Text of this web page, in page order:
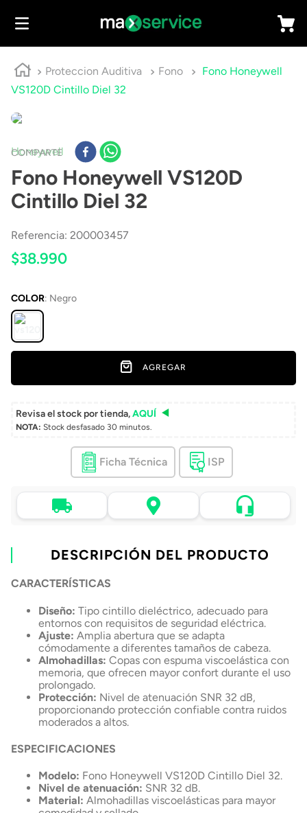
Proteccion Auditiva Fono
Fono Honeywell
VS120D Cintillo Diel 32
COMPARTE
Honeywell
Fono Honeywell VS120D
Cintillo Diel 32
Referencia: 200003457
$38.990
COLOR: Negro
AGREGAR
Revisa el stock por tienda,AQUÍ
NOTA: Stock desfasado 30 minutos.
Ficha Técnica ISP
Tu compra, directo a
todo Chile
Retiro en tienda sin
Elige tu tienda más
cercana
Asistencia de venta
por WhatsApp
nuestros ejecutivos
DESCRIPCIÓN DEL PRODUCTO
CARACTERÍSTICAS
Diseño: Tipo cintillo dieléctrico, adecuado para
entornos con requisitos de seguridad eléctrica.
Ajuste: Amplia abertura que se adapta
cómodamente a diferentes tamaños de cabeza.
Almohadillas: Copas con espuma viscoelástica con
memoria, que ofrecen mayor confort durante el uso
prolongado.
Protección: Nivel de atenuación SNR 32 dB,
proporcionando protección confiable contra ruidos
moderados a altos.
ESPECIFICACIONES
Modelo: Fono Honeywell VS120D Cintillo Diel 32.
Nivel de atenuación: SNR 32 dB.
Material: Almohadillas viscoelásticas para mayor